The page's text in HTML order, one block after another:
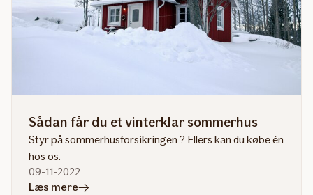
Sådan får du et vinterklar sommerhus
Styr på sommerhusforsikringen ? Ellers kan du købe én
hos os.
09-11-2022
Læs merei